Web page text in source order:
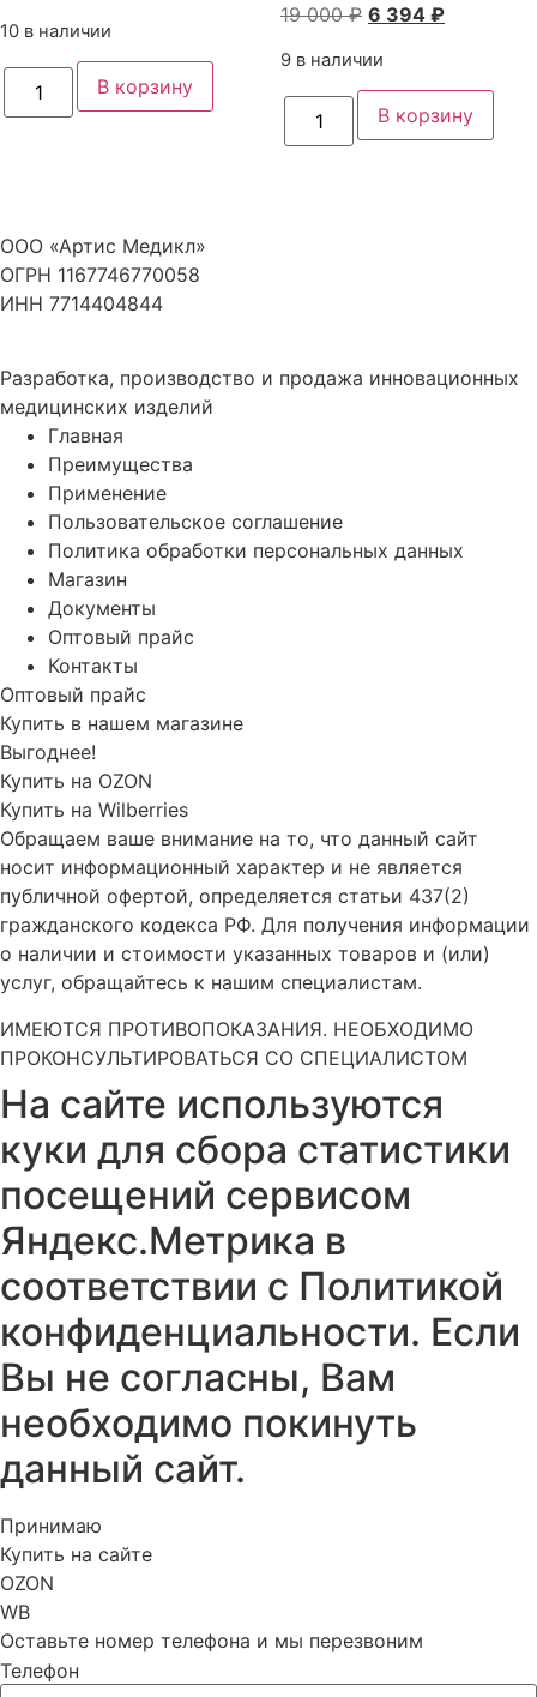
составляла
043 ₽.
10 в наличии
Количество
товара
#10
«Артис»:
СС
1010
-
В корзину
19 000₽ Первоначальная
составляла
000 ₽.
6 394 ₽Текущая
394 ₽.
9 в наличии
Количество
товара
#11
шт.
В корзину
ООО «Артис Медикл»
ОГРН 1167746770058
ИНН 7714404844
Разработка, производство и продажа инновационных
медицинских изделий
Главная
Преимущества
Применение
Пользовательское соглашение
Политика обработки персональных данных
Магазин
Документы
Оптовый прайс
Контакты
Оптовый прайс
Купить в нашем магазине
Выгоднее!
Купить на OZON
Купить на Wilberries
Обращаем ваше внимание на то, что данный сайт
носит информационный характер и не является
публичной офертой, определяется статьи 437(2)
гражданского кодекса РФ. Для получения информации
о наличии и стоимости указанных товаров и (или)
услуг, обращайтесь к нашим специалистам.
ИМЕЮТСЯ ПРОТИВОПОКАЗАНИЯ. НЕОБХОДИМО
ПРОКОНСУЛЬТИРОВАТЬСЯ СО СПЕЦИАЛИСТОМ
На сайте используются
куки для сбора статистики
посещений сервисом
Яндекс.Метрика в
соответствии с Политикой
конфиденциальности. Если
Вы не согласны, Вам
необходимо покинуть
данный сайт.
Принимаю
Купить на сайте
OZON
WB
Оставьте номер телефона и мы перезвоним
Телефон